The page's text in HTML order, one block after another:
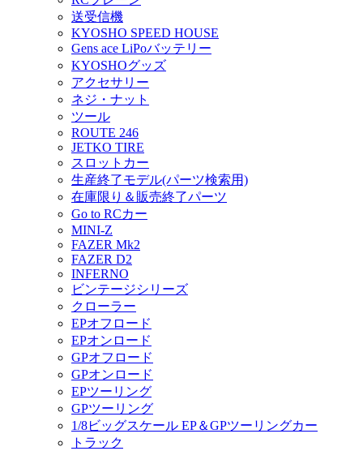
送受信機
KYOSHO SPEED HOUSE
Gens ace LiPoバッテリー
KYOSHOグッズ
アクセサリー
ネジ・ナット
ツール
ROUTE 246
JETKO TIRE
スロットカー
生産終了モデル(パーツ検索用)
在庫限り＆販売終了パーツ
Go to RCカー
MINI-Z
FAZER Mk2
FAZER D2
INFERNO
ビンテージシリーズ
クローラー
EPオフロード
EPオンロード
GPオフロード
GPオンロード
EPツーリング
GPツーリング
1/8ビッグスケール EP＆GPツーリングカー
トラック